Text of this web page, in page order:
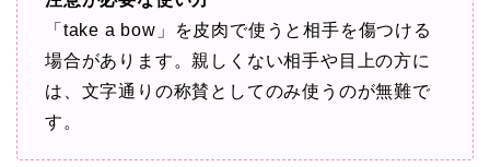
「take a bow」を皮肉で使うと相手を傷つける
場合があります。親しくない相手や目上の方に
は、文字通りの称賛としてのみ使うのが無難で
す。